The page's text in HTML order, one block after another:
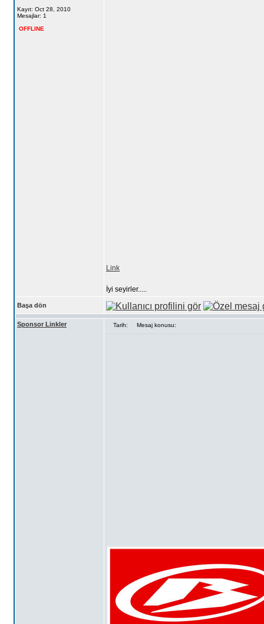
Kayıt: Oct 28, 2010
Mesajlar: 1
OFFLINE
Link
İyi seyirler.....
Başa dön
Sponsor Linkler Tarih: Mesaj konusu: